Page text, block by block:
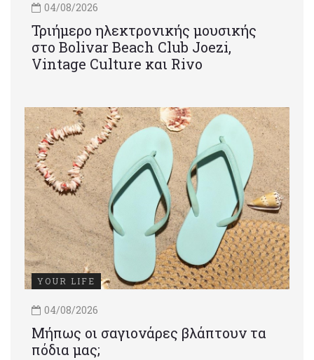
04/08/2026
Τριήμερο ηλεκτρονικής μουσικής
στο Bolivar Beach Club Joezi,
Vintage Culture και Rivo
YOUR LIFE
04/08/2026
Μήπως οι σαγιονάρες βλάπτουν τα
πόδια μας;